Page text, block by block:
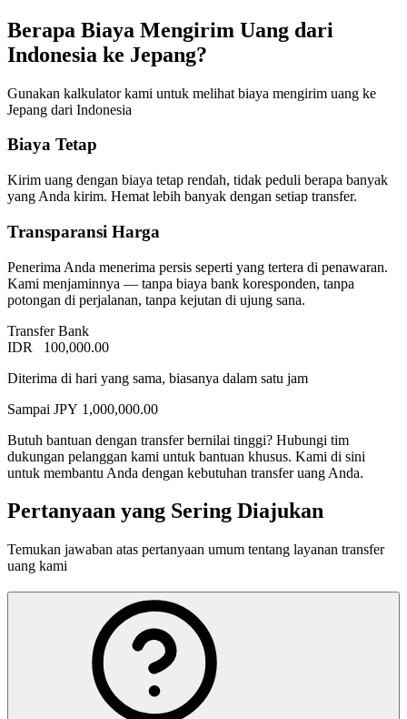
Berapa Biaya Mengirim Uang dari
Indonesia ke Jepang?
Gunakan kalkulator kami untuk melihat biaya mengirim uang ke
Jepang dari Indonesia
Biaya Tetap
Kirim uang dengan biaya tetap rendah, tidak peduli berapa banyak
yang Anda kirim. Hemat lebih banyak dengan setiap transfer.
Transparansi Harga
Penerima Anda menerima persis seperti yang tertera di penawaran.
Kami menjaminnya — tanpa biaya bank koresponden, tanpa
potongan di perjalanan, tanpa kejutan di ujung sana.
Transfer Bank
IDR
100,000.00
Diterima di hari yang sama, biasanya dalam satu jam
Sampai JPY 1,000,000.00
Butuh bantuan dengan transfer bernilai tinggi? Hubungi tim
dukungan pelanggan kami untuk bantuan khusus. Kami di sini
untuk membantu Anda dengan kebutuhan transfer uang Anda.
Pertanyaan yang Sering Diajukan
Temukan jawaban atas pertanyaan umum tentang layanan transfer
uang kami